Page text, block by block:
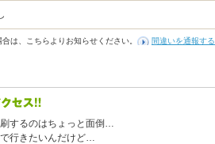
は、こちらよりお知らせください。 間違いを通報する
するのはちょっと面倒…
行きたいんだけど…